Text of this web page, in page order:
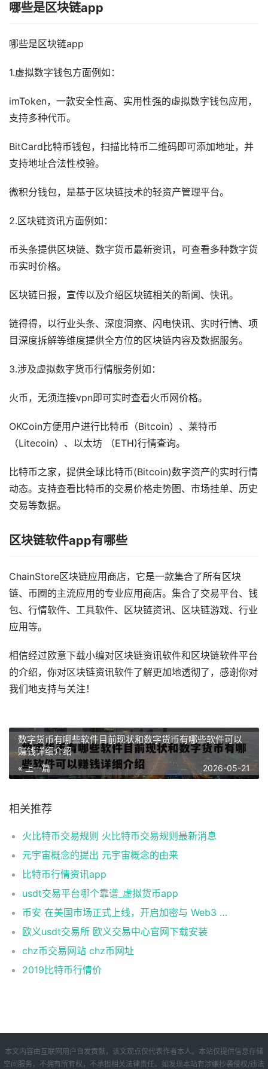
哪些是区块链app
哪些是区块链app
1.虚拟数字钱包方面例如：
imToken，一款安全性高、实用性强的虚拟数字钱包应用，
支持多种代币。
BitCard比特币钱包，扫描比特币二维码即可添加地址，并
支持地址合法性校验。
微积分钱包，是基于区块链技术的轻资产管理平台。
2.区块链资讯方面例如：
币头条提供区块链、数字货币最新资讯，可查看多种数字货
币实时价格。
区块链日报，宣传以及介绍区块链相关的新闻、快讯。
链得得，以行业头条、深度洞察、闪电快讯、实时行情、项
目深度拆解等维度提供全方位的区块链内容及数据服务。
3.涉及虚拟数字货币行情服务例如：
火币，无须连接vpn即可实时查看火币网价格。
OKCoin方便用户进行比特币（Bitcoin）、莱特币
（Litecoin）、以太坊 （ETH)行情查询。
比特币之家，提供全球比特币(Bitcoin)数字资产的实时行情
动态。支持查看比特币的交易价格走势图、市场挂单、历史
交易等数据。
区块链软件app有哪些
ChainStore区块链应用商店，它是一款集合了所有区块
链、币圈的主流应用的专业应用商店。集合了交易平台、钱
包、行情软件、工具软件、区块链资讯、区块链游戏、行业
应用等。
相信经过欧意下载小编对区块链资讯软件和区块链软件平台
的介绍，你对区块链资讯软件了解更加地透彻了，感谢你对
我们地支持与关注！
数字货币有哪些软件目前现状和数字货币有哪些软件可以
赚钱详细介绍
« 上一篇 2026-05-21
相关推荐
火比特币交易规则 火比特币交易规则最新消息
元宇宙概念的提出 元宇宙概念的由来
比特币行情资讯app
usdt交易平台哪个靠谱_虚拟货币app
币安 在美国市场正式上线，开启加密与 Web3 创新的全新时代！
欧义usdt交易所 欧义交易中心官网下载安装
chz币交易网站 chz币网址
2019比特币行情价
本文内容由互联网用户自发贡献，该文观点仅代表作者本人。本站仅提供信息存储
空间服务，不拥有所有权，不承担相关法律责任。如发现本站有涉嫌抄袭侵权/违法